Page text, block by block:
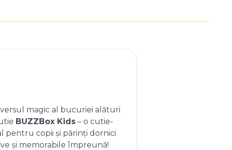
magic al bucuriei alături
BUZZBox Kids– o cutie-
pentru copii și părinți dornici
și memorabile împreună!